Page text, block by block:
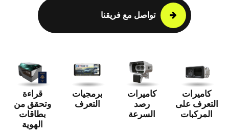
تواصل مع فريقنا
كاميرات
التعرف على
المركبات
كاميرات
رصد
السرعة
برمجيات
التعرف
قراءة
وتحقق من
بطاقات
الهوية